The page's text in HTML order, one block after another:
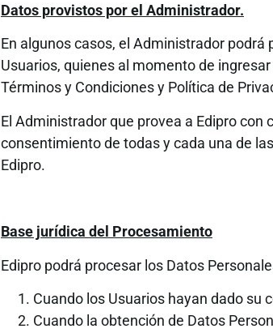
Datos provistos por el Administrador.
En algunos casos, el Administrador
Usuarios, quienes al momento de
Términos y Condiciones y Política de
El Administrador que provea a Edipro
consentimiento de todas y cada una de
Edipro.
Base jurídica del Procesamiento
Edipro podrá procesar los Datos
Cuando los Usuarios hayan dado
Cuando la obtención de Datos